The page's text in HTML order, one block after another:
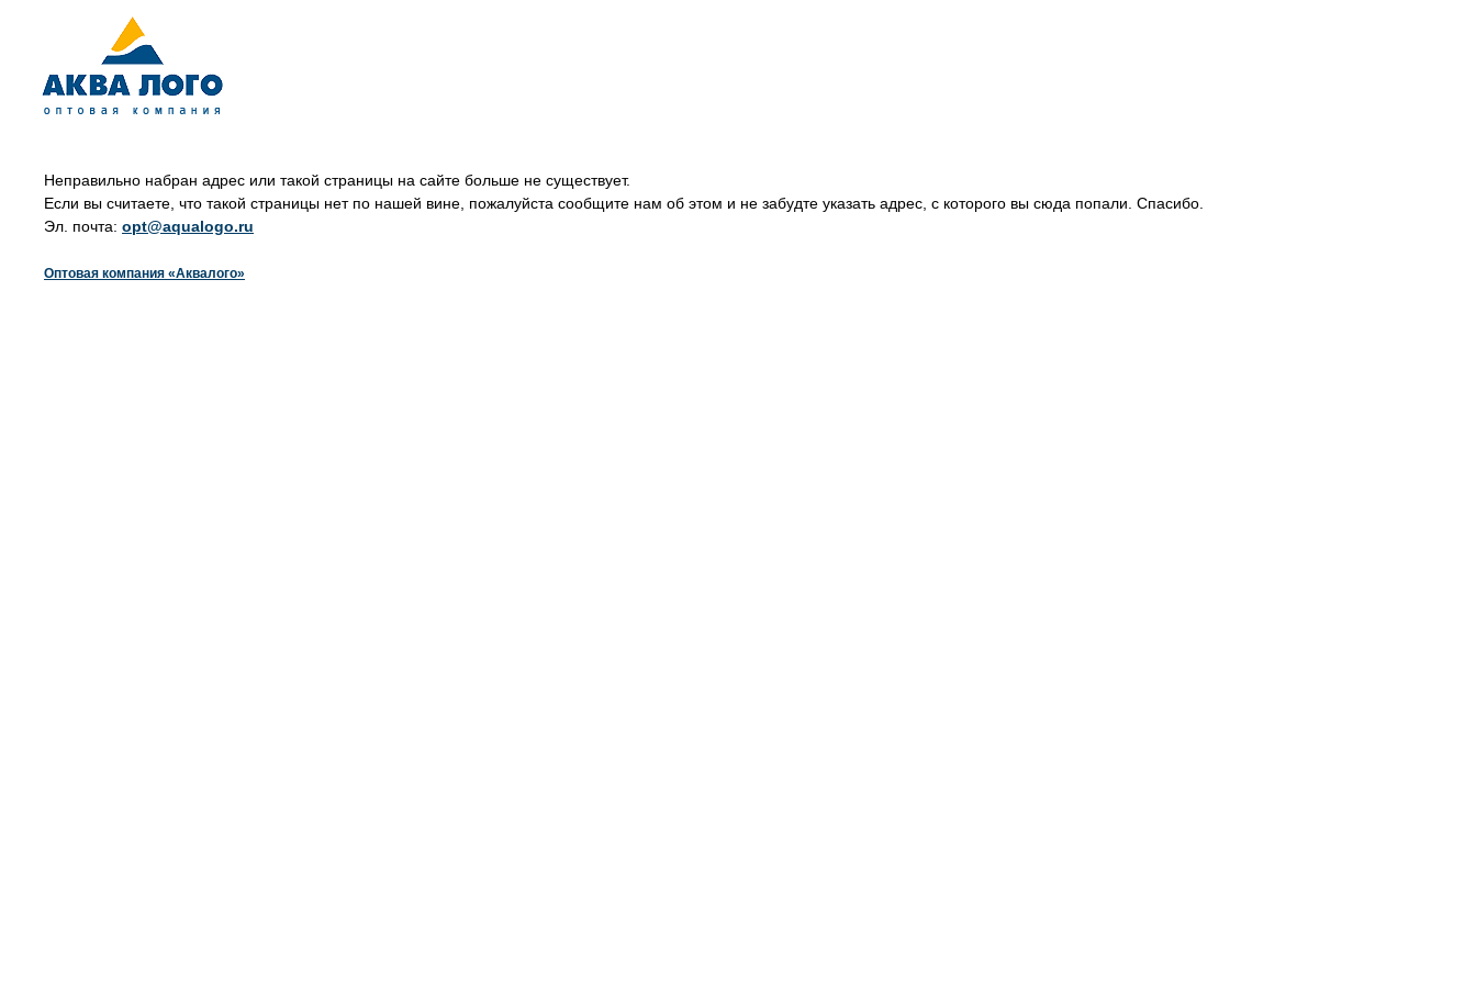
Неправильно набран адрес или такой страницы на сайте больше не существует.
Если вы считаете, что такой страницы нет по нашей вине, пожалуйста сообщите нам об этом и не забудте указать адрес, с которого вы сюда попали. Спасибо.
Эл. почта: opt@aqualogo.ru
Оптовая компания «Аквалого»